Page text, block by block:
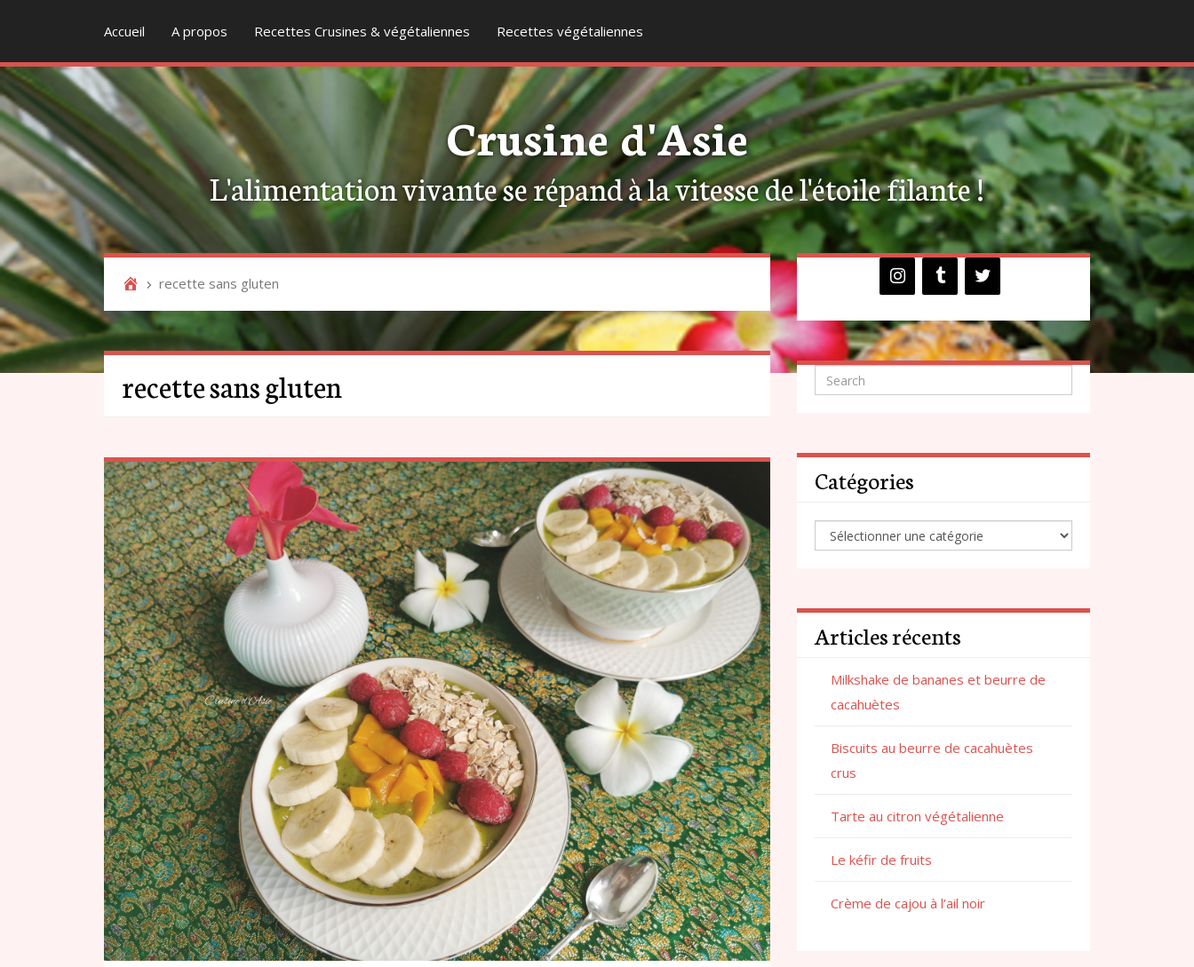
Accueil A propos Recettes Crusines & végétaliennes Recettes végétaliennes
Crusine d'Asie
L'alimentation vivante se répand à la vitesse de l'étoile filante !
recette sans gluten
recette sans gluten
Catégories
Articles récents
Milkshake de bananes et beurre de
cacahuètes
Biscuits au beurre de cacahuètes
crus
Tarte au citron végétalienne
Le kéfir de fruits
Crème de cajou à l’ail noir